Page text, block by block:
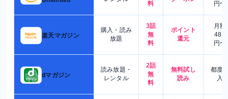
料
円〜
楽天マガジン
購入・読み
放題
3話
無
料
ポイント
還元
月額
480
円〜
dマガジン
読み放題・
レンタル
2話
無
料
無料試し
読み
都度
入